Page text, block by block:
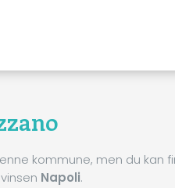
kommune, men du kan
Napoli.